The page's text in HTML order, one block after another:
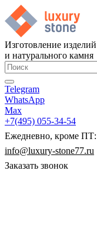
Изготовление
и натурального камня
Telegram
WhatsApp
Max
+7(495) 055-34-54
Ежедневно, кроме ПТ:
info@luxury-stone77.ru
Заказать звонок